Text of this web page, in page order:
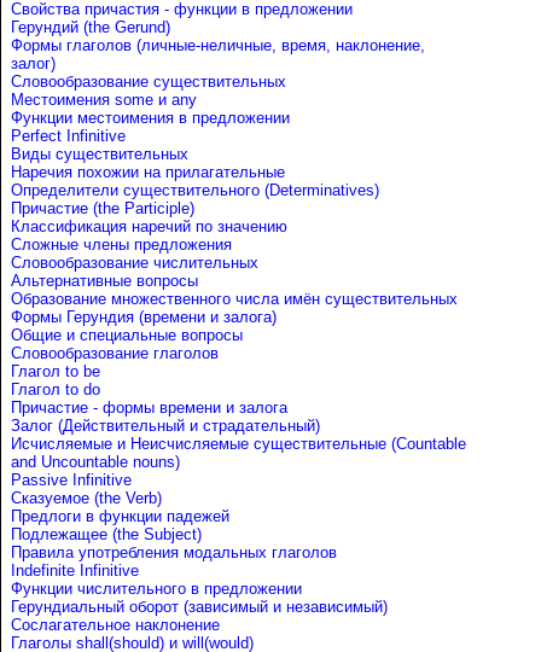
Свойства причастия - функции в предложении
Герундий (the Gerund)
Формы глаголов (личные-неличные, время, наклонение,
залог)
Словообразование существительных
Местоимения some и any
Функции местоимения в предложении
Perfect Infinitive
Виды существительных
Наречия похожии на прилагательные
Определители существительного (Determinatives)
Причастие (the Participle)
Классификация наречий по значению
Сложные члены предложения
Словообразование числительных
Альтернативные вопросы
Образование множественного числа имён существительных
Формы Герундия (времени и залога)
Общие и специальные вопросы
Словообразование глаголов
Глагол to be
Глагол to do
Причастие - формы времени и залога
Залог (Действительный и страдательный)
Исчисляемые и Неисчисляемые существительные (Countable
and Uncountable nouns)
Passive Infinitive
Сказуемое (the Verb)
Предлоги в функции падежей
Подлежащее (the Subject)
Правила употребления модальных глаголов
Indefinite Infinitive
Функции числительного в предложении
Герундиальный оборот (зависимый и независимый)
Сослагательное наклонение
Глаголы shall(should) и will(would)